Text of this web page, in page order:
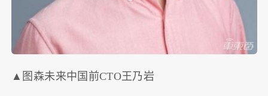
▲图森未来中国前CTO王乃岩